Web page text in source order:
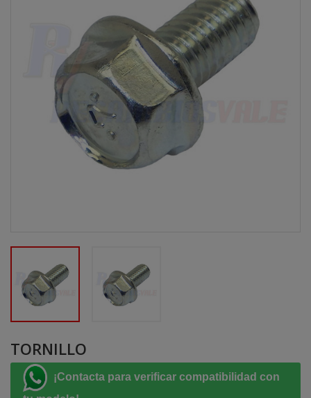
TORNILLO
¡Contacta para verificar compatibilidad con